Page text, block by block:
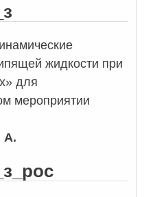
жидкости при
для
мероприятии
А.